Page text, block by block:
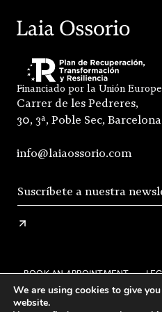
Financiado por la Unión
Carrer de les Pedreres,
30, 3ª, Poble Sec, Barcelona
info@laiaossorio.com
BOOK AN APPOINTMENT
PRIVACY POLICY
SHIPPING
We are using cookies to give
website.